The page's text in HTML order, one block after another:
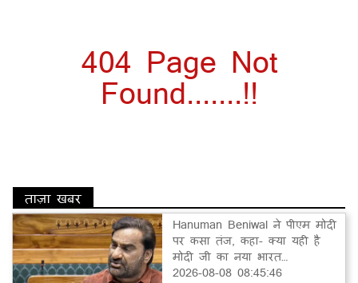
404 Page Not
Found.......!!
ताज़ा खबर
Hanuman Beniwal ने पीएम मोदी
पर कसा तंज, कहा- क्या यही है
मोदी जी का नया भारत…
2026-08-08 08:45:46